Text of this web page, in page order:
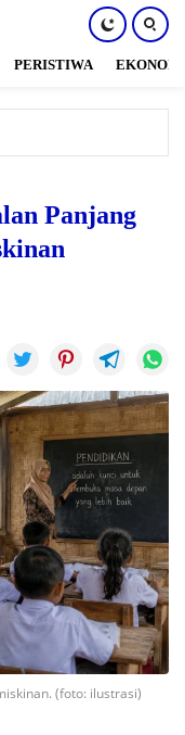
PERISTIWA EKONOMI
Panjang
(foto: ilustrasi)